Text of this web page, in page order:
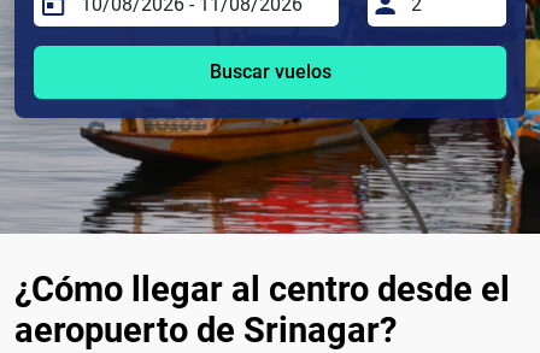
Buscar vuelos
¿Cómo llegar al centro desde el
aeropuerto de Srinagar?